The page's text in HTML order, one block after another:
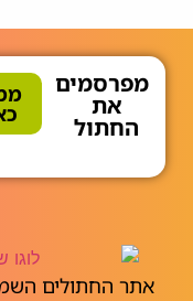
מפרסמים
את
החתול
אתר החתולים